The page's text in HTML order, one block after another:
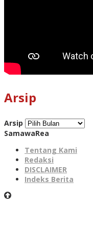
Arsip
Arsip
SamawaRea
Tentang Kami
Redaksi
DISCLAIMER
Indeks Berita